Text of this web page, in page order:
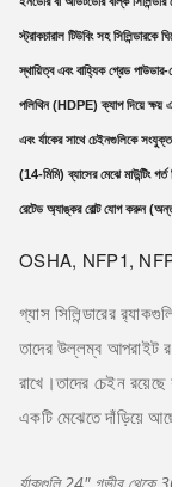
স্ট্রাকচারাল টিউবিং সহ
স্থায়িত্ব এবং বাহ্যিক গ্রেড
পলিথিন (HDPE) ক্যাপ দিয়ে ক্ষয়
এবং র্যাকের সাথে চেইনগুলিকে
(14-মিমি) ব্যাসের মেঝে
রেটেড অ্যাঙ্কর বোল্ট যোগ করুন
OSHA, NFP1,
গ্যাস সিলিন্ডারের
তাদের উল্লম্ব আপরাইট
রাখে।তাদের চেইন রয়েছে
একটি মেঝেতে দাঁড়িয়ে